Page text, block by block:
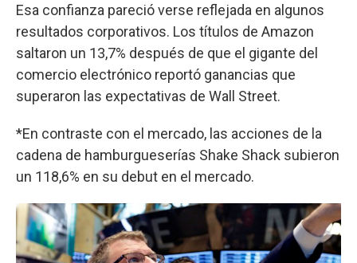
Esa confianza pareció verse reflejada en algunos
resultados corporativos. Los títulos de Amazon
saltaron un 13,7% después de que el gigante del
comercio electrónico reportó ganancias que
superaron las expectativas de Wall Street.
*En contraste con el mercado, las acciones de la
cadena de hamburgueserías Shake Shack subieron
un 118,6% en su debut en el mercado.